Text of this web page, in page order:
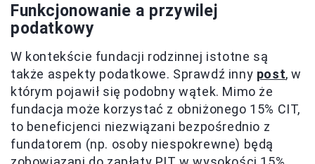
Funkcjonowanie a przywilej
podatkowy
W kontekście fundacji rodzinnej istotne są
także aspekty podatkowe. Sprawdź inny post, w
którym pojawił się podobny wątek. Mimo że
fundacja może korzystać z obniżonego 15% CIT,
to beneficjenci niezwiązani bezpośrednio z
fundatorem (np. osoby niespokrewne) będą